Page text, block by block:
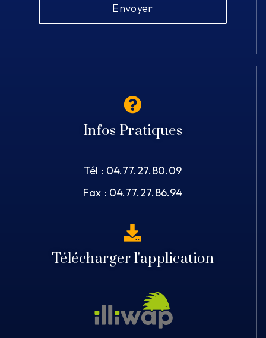
Envoyer
Infos Pratiques
Tél : 04.77.27.80.09
Fax : 04.77.27.86.94
Télécharger l'application